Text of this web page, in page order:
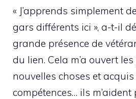
« J’apprends simplement
gars différents ici », a-t-il
grande présence de
du lien. Cela m’a ouvert
nouvelles choses et
compétences… ils